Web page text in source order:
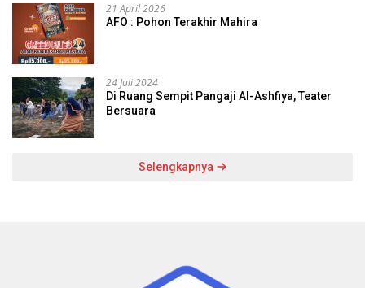
21 April 2026
AFO : Pohon Terakhir Mahira
24 Juli 2024
Di Ruang Sempit Pangaji Al-Ashfiya, Teater
Bersuara
Selengkapnya